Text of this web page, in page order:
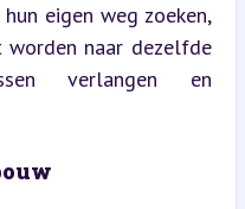
eigen weg zoeken,
worden naar dezelfde
verlangen en